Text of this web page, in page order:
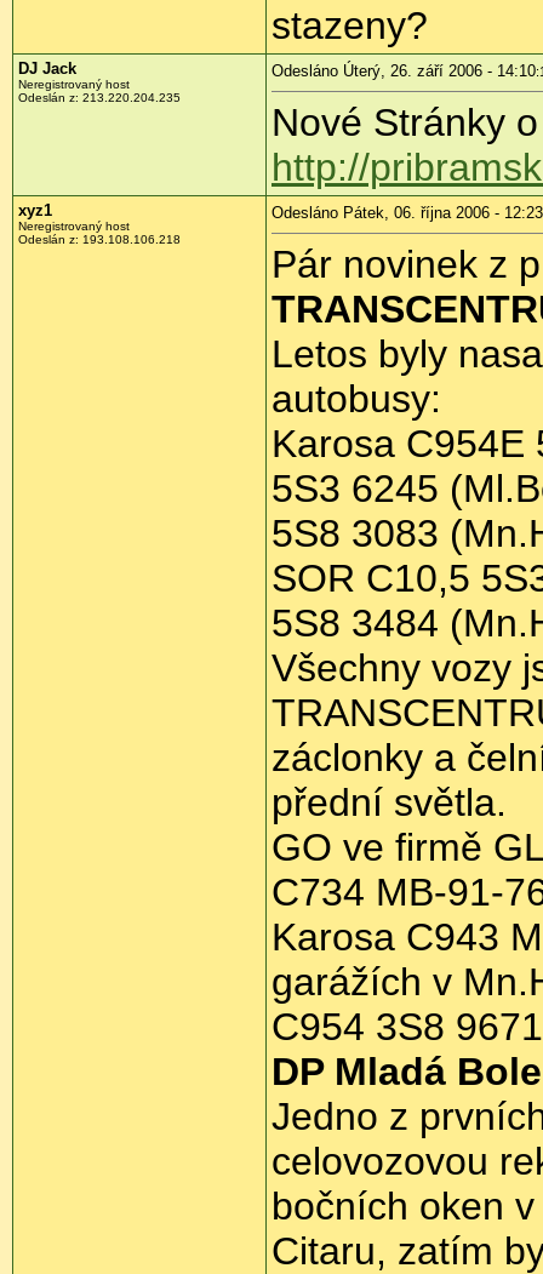
stazeny?
DJ Jack
Neregistrovaný host
Odeslán z: 213.220.204.235
Odesláno Úterý, 26. září 2006 - 14:10
Nové Stránky
http://
xyz1
Neregistrovaný host
Odeslán z: 193.108.106.218
Odesláno Pátek, 06. října 2006 - 12:23
Pár novinek z
Letos byly
autobusy:
Karosa C954E
5S3 6245
5S8 3083
SOR C10,5
5S8 3484
Všechny vozy
záclonky a
přední světla.
GO ve firmě
C734 MB-91-
Karosa C943
garážích v
C954 3S8
DP Mladá
Jedno z
celovozovou
bočních oken
Citaru, zatím